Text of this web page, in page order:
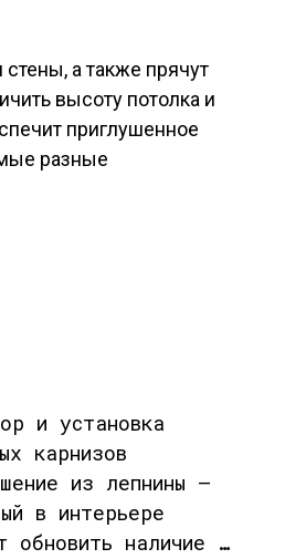
а также прячут
высоту потолка и
приглушенное
разные
и установка
карнизов
из лепнины —
в интерьере
обновить наличие …